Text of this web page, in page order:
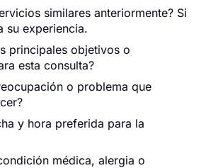
similares anteriormente? Si
su experiencia.
principales objetivos o
esta consulta?
o problema que
y hora preferida para la
médica, alergia o